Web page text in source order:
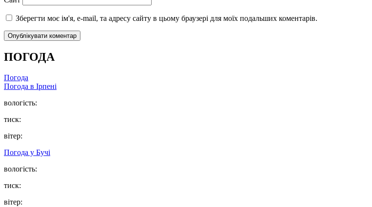
Зберегти моє ім'я, e-mail, та адресу сайту в цьому браузері для моїх подальших коментарів.
ПОГОДА
Погода
Погода в Ірпені
вологість:
тиск:
вітер:
Погода у Бучі
вологість:
тиск:
вітер: